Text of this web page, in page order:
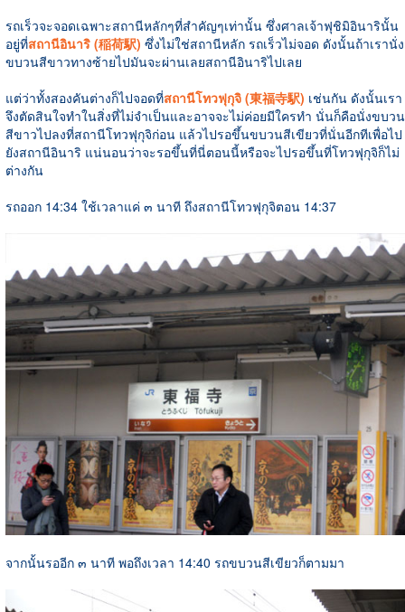
รถเร็วจะจอดเฉพาะสถานีหลักๆที่สำคัญๆเท่านั้น ซึ่งศาลเจ้าฟุชิมิอินารินั้น
อยู่ที่สถานีอินาริ (稲荷駅) ซึ่งไม่ใช่สถานีหลัก รถเร็วไม่จอด ดังนั้นถ้าเรานั่ง
ขบวนสีขาวทางซ้ายไปมันจะผ่านเลยสถานีอินาริไปเลย
แต่ว่าทั้งสองคันต่างก็ไปจอดที่สถานีโทวฟุกุจิ (東福寺駅) เช่นกัน ดังนั้นเรา
จึงตัดสินใจทำในสิ่งที่ไม่จำเป็นและอาจจะไม่ค่อยมีใครทำ นั่นก็คือนั่งขบวน
สีขาวไปลงที่สถานีโทวฟุกุจิก่อน แล้วไปรอขึ้นขบวนสีเขียวที่นั่นอีกทีเพื่อไป
ยังสถานีอินาริ แน่นอนว่าจะรอขึ้นที่นี่ตอนนี้หรือจะไปรอขึ้นที่โทวฟุกุจิก็ไม่
ต่างกัน
รถออก 14:34 ใช้เวลาแค่ ๓ นาที ถึงสถานีโทวฟุกุจิตอน 14:37
จากนั้นรออีก ๓ นาที พอถึงเวลา 14:40 รถขบวนสีเขียวก็ตามมา